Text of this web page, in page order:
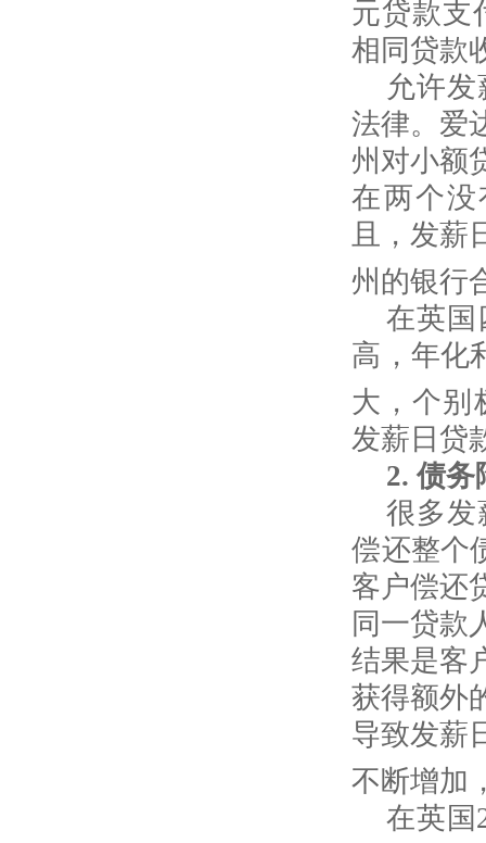
元贷款支
相同贷款
允许
法律。爱
州对小额
在两个
且，发薪
州的银行
在英国
高，年化
大，个别
发薪日贷
2.债务
很多发
偿还整个
客户偿还
同一贷款
结果是客
获得额外
导致发薪
不断增加
在英国